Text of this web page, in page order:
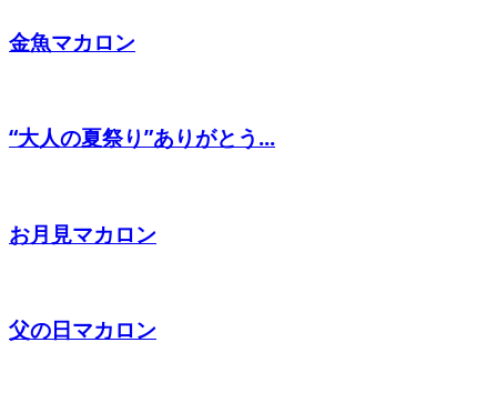
金魚マカロン
“大人の夏祭り”ありがとう...
お月見マカロン
父の日マカロン